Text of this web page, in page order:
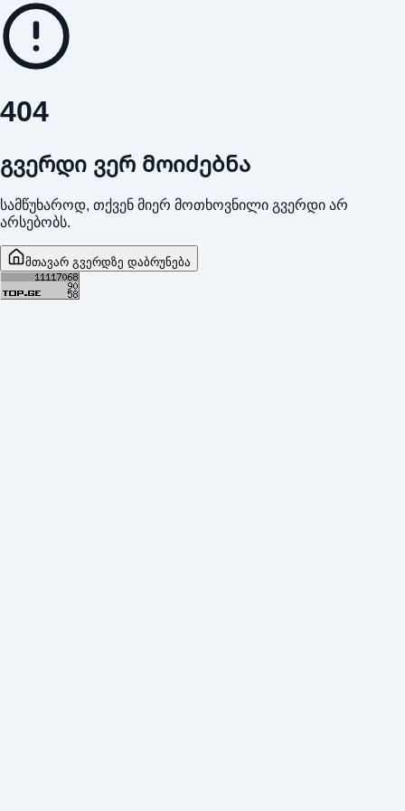
404
გვერდი ვერ მოიძებნა
სამწუხაროდ, თქვენ მიერ მოთხოვნილი გვერდი არ
არსებობს.
მთავარ გვერდზე დაბრუნება